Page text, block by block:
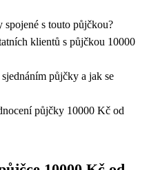
s touto půjčkou?
klientů s půjčkou 10000
půjčky a jak se
půjčky 10000 Kč od